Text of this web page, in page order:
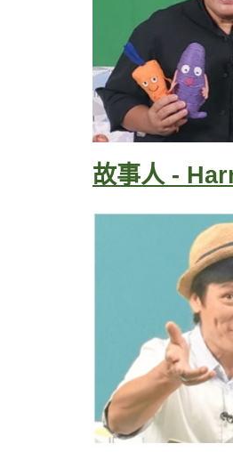
故事人 -